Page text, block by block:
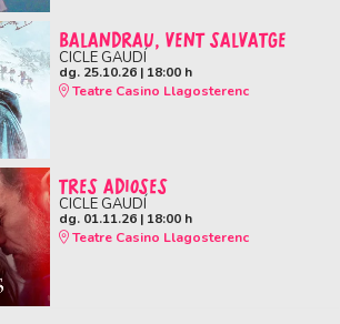
BALANDRAU, VENT SALVATGE
CICLE GAUDÍ
dg. 25.10.26| 18:00 h
Teatre Casino Llagosterenc
TRES ADIOSES
CICLE GAUDÍ
dg. 01.11.26| 18:00 h
Teatre Casino Llagosterenc